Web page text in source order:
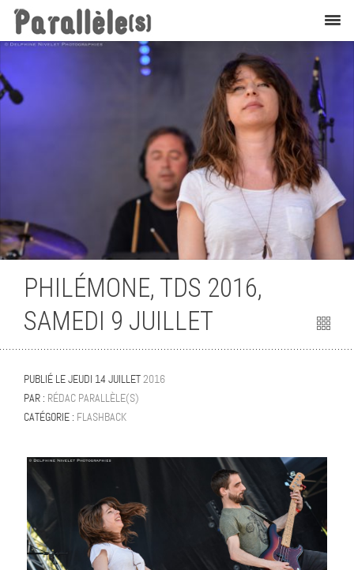
Flashback
PHILÉMONE, TDS 2016,
SAMEDI 9 JUILLET
PUBLIÉ LEJEUDI 14 JUILLET2016
PAR : RÉDAC PARALLÈLE(S)
CATÉGORIE : FLASHBACK